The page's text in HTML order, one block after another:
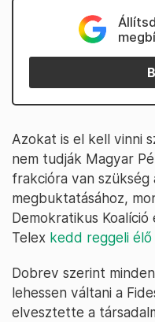
Azokat is el kell vinni
nem tudják Magyar
frakcióra van
megbuktatásához,
Demokratikus
Telex kedd reggeli élő
Dobrev szerint
lehessen váltani a
elvesztette a